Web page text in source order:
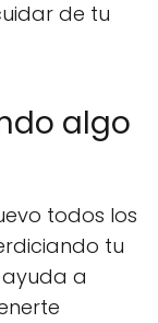
de tu
algo
todos los
tu
a